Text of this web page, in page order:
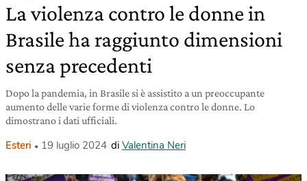
La violenza contro le donne in
Brasile ha raggiunto dimensioni
senza precedenti
Dopo la pandemia, in Brasile si è assistito a un preoccupante
aumento delle varie forme di violenza contro le donne. Lo
dimostrano i dati ufficiali.
Esteri 19 luglio 2024 di Valentina Neri